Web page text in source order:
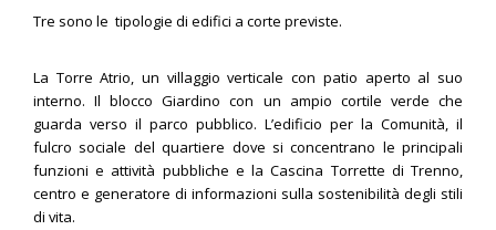
Tre sono le tipologie di edifici a corte previste.
La Torre Atrio, un villaggio verticale con patio aperto al suo
interno. Il blocco Giardino con un ampio cortile verde che
guarda verso il parco pubblico. L’edificio per la Comunità, il
fulcro sociale del quartiere dove si concentrano le principali
funzioni e attività pubbliche e la Cascina Torrette di Trenno,
centro e generatore di informazioni sulla sostenibilità degli stili
di vita.